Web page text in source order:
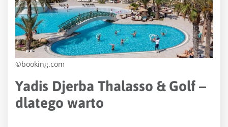
©booking.com
Yadis Djerba Thalasso & Golf –
dlatego warto